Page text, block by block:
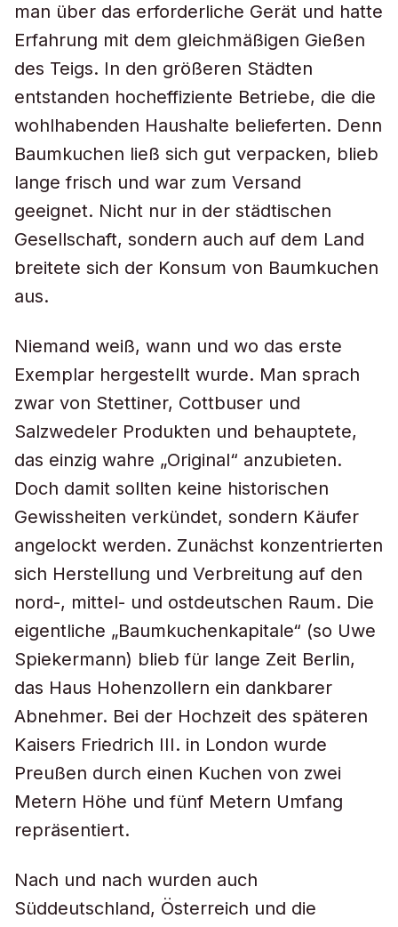
man über das erforderliche Gerät und hatte
Erfahrung mit dem gleichmäßigen Gießen
des Teigs. In den größeren Städten
entstanden hocheffiziente Betriebe, die die
wohlhabenden Haushalte belieferten. Denn
Baumkuchen ließ sich gut verpacken, blieb
lange frisch und war zum Versand
geeignet. Nicht nur in der städtischen
Gesellschaft, sondern auch auf dem Land
breitete sich der Konsum von Baumkuchen
aus.
Niemand weiß, wann und wo das erste
Exemplar hergestellt wurde. Man sprach
zwar von Stettiner, Cottbuser und
Salzwedeler Produkten und behauptete,
das einzig wahre „Original“ anzubieten.
Doch damit sollten keine historischen
Gewissheiten verkündet, sondern Käufer
angelockt werden. Zunächst konzentrierten
sich Herstellung und Verbreitung auf den
nord-, mittel- und ostdeutschen Raum. Die
eigentliche „Baumkuchenkapitale“ (so Uwe
Spiekermann) blieb für lange Zeit Berlin,
das Haus Hohenzollern ein dankbarer
Abnehmer. Bei der Hochzeit des späteren
Kaisers Friedrich III. in London wurde
Preußen durch einen Kuchen von zwei
Metern Höhe und fünf Metern Umfang
repräsentiert.
Nach und nach wurden auch
Süddeutschland, Österreich und die